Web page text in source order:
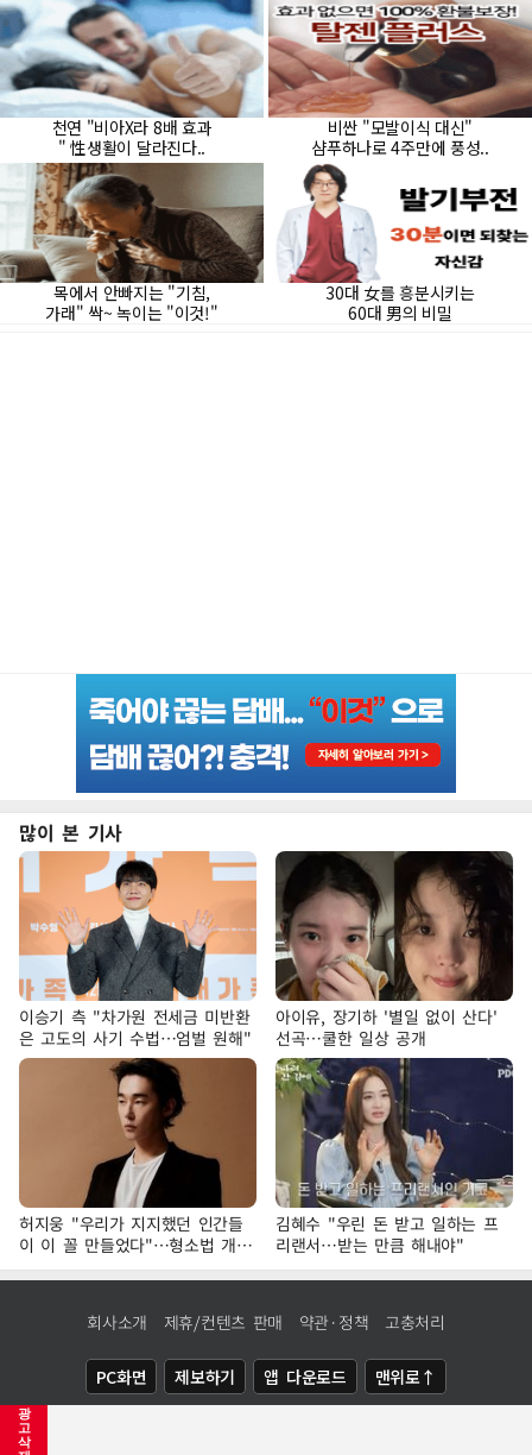
광
고
삭
많이 본 기사
이승기 측 "차가원 전세금 미반환
은 고도의 사기 수법…엄벌 원해"
아이유, 장기하 '별일 없이 산다'
선곡…쿨한 일상 공개
허지웅 "우리가 지지했던 인간들
이 이 꼴 만들었다"…형소법 개정
에 격한 반응
김혜수 "우린 돈 받고 일하는 프
리랜서…받는 만큼 해내야"
회사소개 제휴/컨텐츠 판매 약관·정책 고충처리
PC화면 제보하기 앱 다운로드 맨위로↑